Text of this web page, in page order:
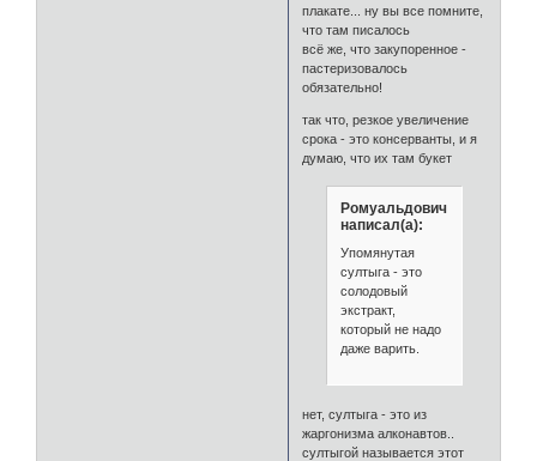
плакате... ну вы все помните,
что там писалось
всё же, что закупоренное -
пастеризовалось
обязательно!
так что, резкое увеличение
срока - это консерванты, и я
думаю, что их там букет
Ромуальдович
написал(а):
Упомянутая
султыга - это
солодовый
экстракт,
который не надо
даже варить.
нет, султыга - это из
жаргонизма алконавтов..
султыгой называется этот